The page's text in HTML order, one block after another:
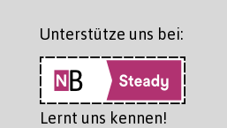
Unterstütze uns bei:
Lernt uns kennen!